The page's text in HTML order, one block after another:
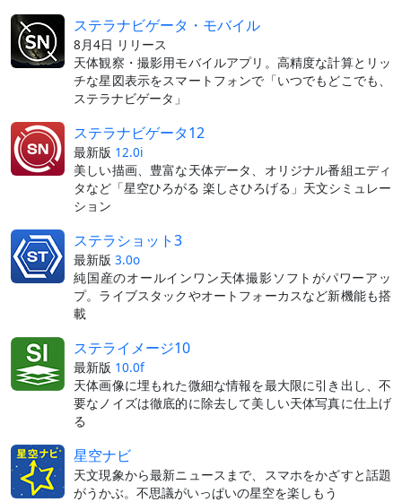
ステラナビゲータ・モバイル
8月4日 リリース
天体観察・撮影用モバイルアプリ。高精度な計算とリッ
チな星図表示をスマートフォンで「いつでもどこでも、
ステラナビゲータ」
ステラナビゲータ12
最新版 12.0i
美しい描画、豊富な天体データ、オリジナル番組エディ
タなど「星空ひろがる 楽しさひろげる」天文シミュレー
ション
ステラショット3
最新版 3.0o
純国産のオールインワン天体撮影ソフトがパワーアッ
プ。ライブスタックやオートフォーカスなど新機能も搭
載
ステライメージ10
最新版 10.0f
天体画像に埋もれた微細な情報を最大限に引き出し、不
要なノイズは徹底的に除去して美しい天体写真に仕上げ
る
星空ナビ
天文現象から最新ニュースまで、スマホをかざすと話題
がうかぶ。不思議がいっぱいの星空を楽しもう